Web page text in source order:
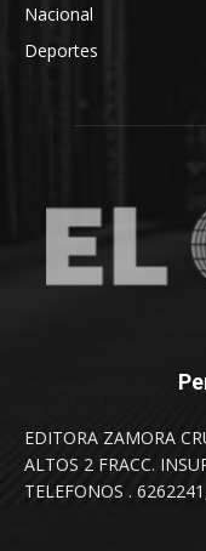
Nacional
Deportes
EDITORA ZAMORA
ALTOS 2 FRACC.
TELEFONOS .